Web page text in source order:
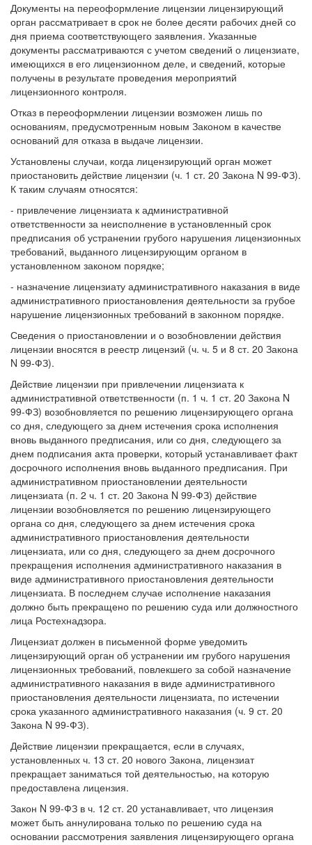
Документы на переоформление лицензии лицензирующий
орган рассматривает в срок не более десяти рабочих дней со
дня приема соответствующего заявления. Указанные
документы рассматриваются с учетом сведений о лицензиате,
имеющихся в его лицензионном деле, и сведений, которые
получены в результате проведения мероприятий
лицензионного контроля.
Отказ в переоформлении лицензии возможен лишь по
основаниям, предусмотренным новым Законом в качестве
оснований для отказа в выдаче лицензии.
Установлены случаи, когда лицензирующий орган может
приостановить действие лицензии (ч. 1 ст. 20 Закона N 99-ФЗ).
К таким случаям относятся:
- привлечение лицензиата к административной
ответственности за неисполнение в установленный срок
предписания об устранении грубого нарушения лицензионных
требований, выданного лицензирующим органом в
установленном законом порядке;
- назначение лицензиату административного наказания в виде
административного приостановления деятельности за грубое
нарушение лицензионных требований в законном порядке.
Сведения о приостановлении и о возобновлении действия
лицензии вносятся в реестр лицензий (ч. ч. 5 и 8 ст. 20 Закона
N 99-ФЗ).
Действие лицензии при привлечении лицензиата к
административной ответственности (п. 1 ч. 1 ст. 20 Закона N
99-ФЗ) возобновляется по решению лицензирующего органа
со дня, следующего за днем истечения срока исполнения
вновь выданного предписания, или со дня, следующего за
днем подписания акта проверки, который устанавливает факт
досрочного исполнения вновь выданного предписания. При
административном приостановлении деятельности
лицензиата (п. 2 ч. 1 ст. 20 Закона N 99-ФЗ) действие
лицензии возобновляется по решению лицензирующего
органа со дня, следующего за днем истечения срока
административного приостановления деятельности
лицензиата, или со дня, следующего за днем досрочного
прекращения исполнения административного наказания в
виде административного приостановления деятельности
лицензиата. В последнем случае исполнение наказания
должно быть прекращено по решению суда или должностного
лица Ростехнадзора.
Лицензиат должен в письменной форме уведомить
лицензирующий орган об устранении им грубого нарушения
лицензионных требований, повлекшего за собой назначение
административного наказания в виде административного
приостановления деятельности лицензиата, по истечении
срока указанного административного наказания (ч. 9 ст. 20
Закона N 99-ФЗ).
Действие лицензии прекращается, если в случаях,
установленных ч. 13 ст. 20 нового Закона, лицензиат
прекращает заниматься той деятельностью, на которую
предоставлена лицензия.
Закон N 99-ФЗ в ч. 12 ст. 20 устанавливает, что лицензия
может быть аннулирована только по решению суда на
основании рассмотрения заявления лицензирующего органа